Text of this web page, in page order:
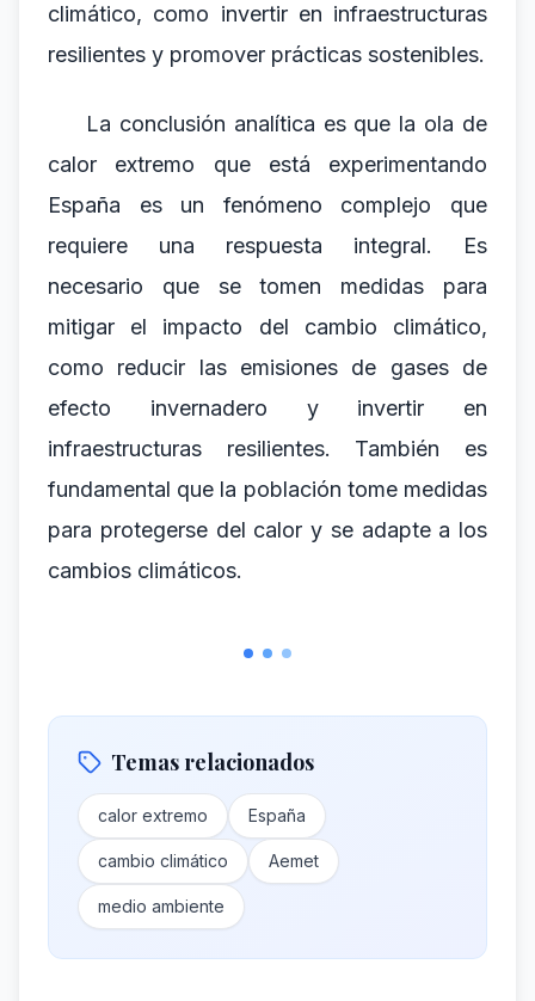
climático, como invertir en infraestructuras
resilientes y promover prácticas sostenibles.
La conclusión analítica es que la ola de
calor extremo que está experimentando
España es un fenómeno complejo que
requiere una respuesta integral. Es
necesario que se tomen medidas para
mitigar el impacto del cambio climático,
como reducir las emisiones de gases de
efecto invernadero y invertir en
infraestructuras resilientes. También es
fundamental que la población tome medidas
para protegerse del calor y se adapte a los
cambios climáticos.
Temas relacionados
calor extremo España
cambio climático Aemet
medio ambiente